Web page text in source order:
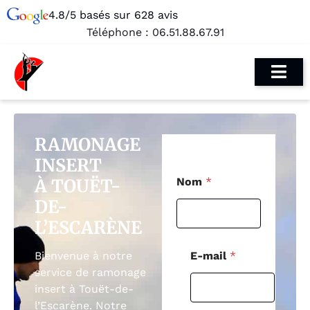
4.8/5 basés sur 628 avis
Téléphone : 06.51.88.67.91
RAMONAGE
INSERT
À TOUËT-
DE-
L’ESCARÈNE
Bienvenue à notre
service de ramonage
insert à Touët-de-
l’Escarène. Notre
o
d
P
Nom *
E-mail *